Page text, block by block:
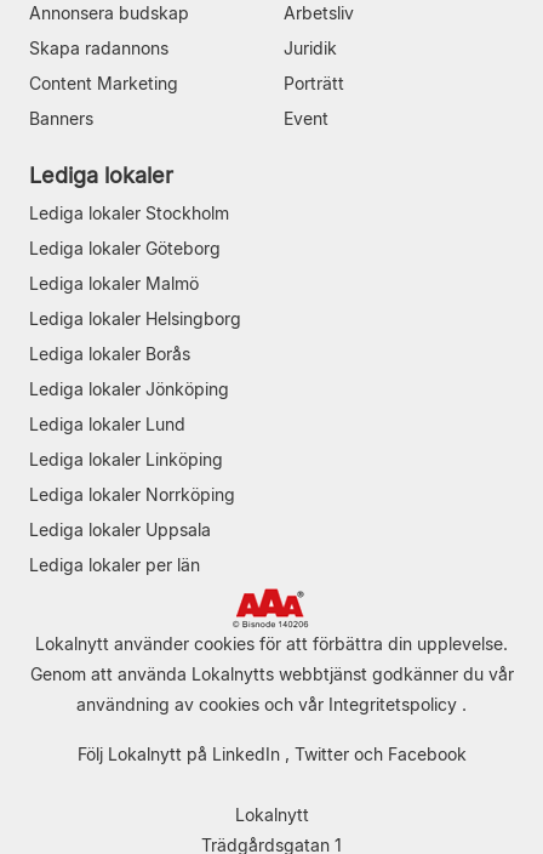
Annonsera budskap
Skapa radannons
Content Marketing
Banners
Arbetsliv
Juridik
Porträtt
Event
Lediga lokaler
Lediga lokaler Stockholm
Lediga lokaler Göteborg
Lediga lokaler Malmö
Lediga lokaler Helsingborg
Lediga lokaler Borås
Lediga lokaler Jönköping
Lediga lokaler Lund
Lediga lokaler Linköping
Lediga lokaler Norrköping
Lediga lokaler Uppsala
Lediga lokaler per län
Lokalnytt använder cookies för att förbättra din upplevelse.
Genom att använda Lokalnytts webbtjänst godkänner du vår
användning av cookies och vår Integritetspolicy .
Följ Lokalnytt på LinkedIn, Twitteroch Facebook
Lokalnytt
Trädgårdsgatan 1